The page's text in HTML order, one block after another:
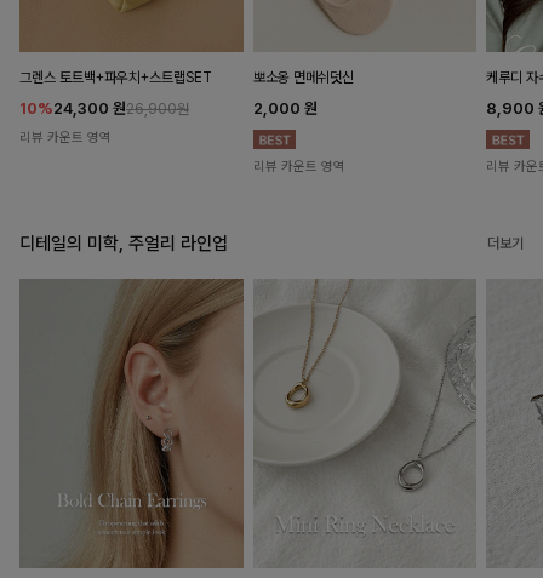
그렌스 토트백+파우치+스트랩SET
10%24,300 원26,900원
리뷰 카운트 영역
뽀소옹 면메쉬덧신
2,000 원
리뷰 카운트 영역
케루디 자
8,900
리뷰 카운
디테일의 미학, 주얼리 라인업 더보기